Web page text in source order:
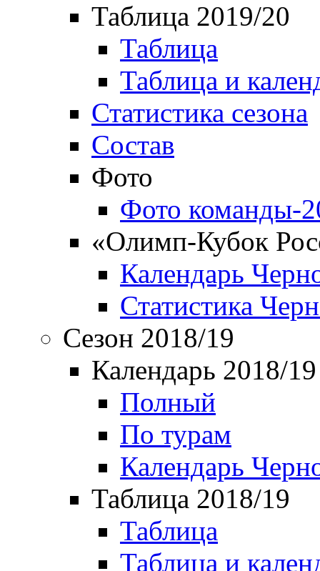
Таблица 2019/20
Таблица
Таблица и
Статистика сезона
Состав
Фото
Фото команды-
«Олимп-Кубок
Календарь
Статистика
Сезон 2018/19
Календарь 2018/19
Полный
По турам
Календарь
Таблица 2018/19
Таблица
Таблица и